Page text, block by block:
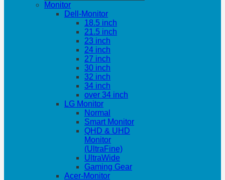
Monitor
Dell-Monitor
18.5 inch
21.5 inch
23 inch
24 inch
27 inch
30 inch
32 inch
34 inch
over 34 inch
LG Monitor
Normal
Smart Monitor
QHD & UHD
Monitor
(UltraFine)
UltraWide
Gaming Gear
Acer-Monitor